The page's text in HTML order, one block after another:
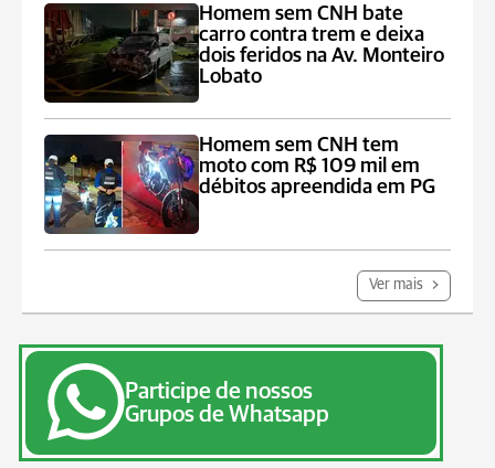
Homem sem CNH bate
carro contra trem e deixa
dois feridos na Av. Monteiro
Lobato
Homem sem CNH tem
moto com R$ 109 mil em
débitos apreendida em PG
Ver mais
Participe de nossos
Grupos de Whatsapp